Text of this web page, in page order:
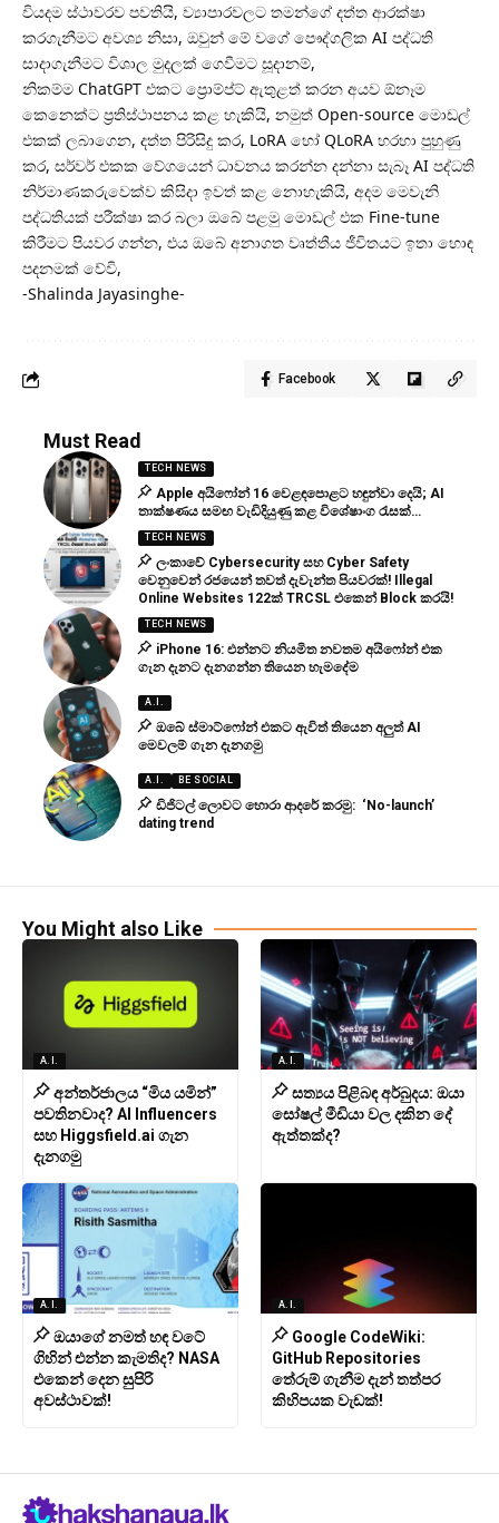
වියදම ස්ථාවරව පවතියි, ව්‍යාපාරවලට තමන්ගේ දත්ත ආරක්ෂා
කරගැනීමට අවශ්‍ය නිසා, ඔවුන් මේ වගේ පෞද්ගලික AI පද්ධති
සාදාගැනීමට විශාල මුදලක් ගෙවීමට සූදානම්,
නිකම්ම ChatGPT එකට ප්‍රොම්ප්ට් ඇතුළත් කරන අයව ඕනෑම
කෙනෙක්ට ප්‍රතිස්ථාපනය කළ හැකියි, නමුත් Open-source මොඩල්
එකක් ලබාගෙන, දත්ත පිරිසිදු කර, LoRA හෝ QLoRA හරහා පුහුණු
කර, සර්වර් එකක වේගයෙන් ධාවනය කරන්න දන්නා සැබෑ AI පද්ධති
නිර්මාණකරුවෙක්ව කිසිදා ඉවත් කළ නොහැකියි, අදම මෙවැනි
පද්ධතියක් පරීක්ෂා කර බලා ඔබේ පළමු මොඩල් එක Fine-tune
කිරීමට පියවර ගන්න, එය ඔබේ අනාගත වෘත්තීය ජීවිතයට ඉතා හොඳ
පදනමක් වේවි,
-Shalinda Jayasinghe-
Facebook
Must Read
TECH NEWS
Apple අයිෆෝන් 16 වෙළඳපොළට හඳුන්වා දෙයි; AI
තාක්ෂණය සමඟ වැඩිදියුණු කළ විශේෂාංග රැසක්…
TECH NEWS
ලංකාවේ Cybersecurity සහ Cyber Safety
වෙනුවෙන් රජයෙන් තවත් දැවැන්ත පියවරක්! Illegal
Online Websites 122ක් TRCSL එකෙන් Block කරයි!
TECH NEWS
iPhone 16: එන්නට නියමිත නවතම අයිෆෝන් එක
ගැන දැනට දැනගන්න තියෙන හැමදේම
A.I.
ඔබේ ස්මාට්ෆෝන් එකට ඇවිත් තියෙන අලුත් AI
මෙවලම් ගැන දැනගමු
A.I. BE SOCIAL
ඩිජිටල් ලොවට හොරා ආදරේ කරමු: ‘No-launch’
dating trend
You Might also Like
A.I.
අන්තර්ජාලය “මිය යමින්”
පවතිනවාද? AI Influencers
සහ Higgsfield.ai ගැන
දැනගමු
A.I.
සත්‍යය පිළිබඳ අර්බුදය: ඔයා
සෝෂල් මීඩියා වල දකින දේ
ඇත්තක්ද?
A.I.
ඔයාගේ නමත් හඳ වටේ
ගිහින් එන්න කැමතිද? NASA
එකෙන් දෙන සුපිරි
අවස්ථාවක්!
A.I.
Google CodeWiki:
GitHub Repositories
තේරුම් ගැනීම දැන් තත්පර
කිහිපයක වැඩක්!